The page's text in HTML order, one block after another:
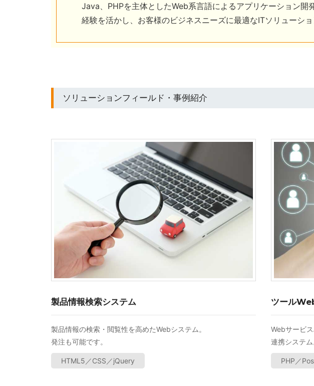
Java、PHPを主体としたWeb系言語によるアプリケーション開
経験を活かし、お客様のビジネスニーズに最適なITソリューショ
ソリューションフィールド・事例紹介
製品情報検索システム
製品情報の検索・閲覧性を高めたWebシステム。
発注も可能です。
HTML5／CSS／jQuery
ツール
Webサービ
連携システム
PHP／